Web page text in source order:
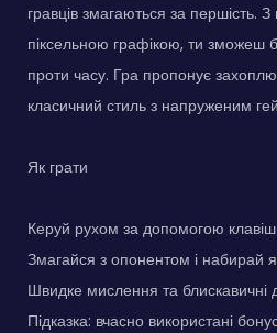
гравців змагаються за першість.
піксельною графікою, ти зможеш
проти часу. Гра пропонує
класичний стиль з напруженим
Як грати
Керуй рухом за допомогою клавіш
Змагайся з опонентом і набирай
Швидке мислення та блискавичні
Підказка: вчасно використані